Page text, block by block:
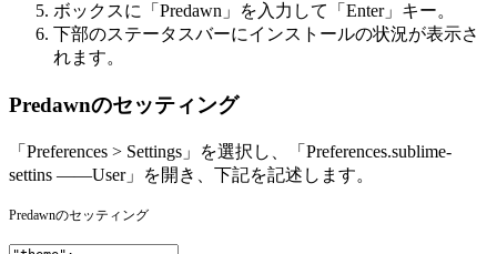
ボックスに「Predawn」を入力して「Enter」キー。
下部のステータスバーにインストールの状況が表示さ
れます。
Predawnのセッティング
「Preferences > Settings」を選択し、「Preferences.sublime-
settins ——User」を開き、下記を記述します。
Predawnのセッティング